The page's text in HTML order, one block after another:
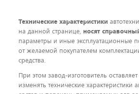
Технические характеристики
на данной странице, носят
параметры и иные эксплуатационные
от желаемой покупателем
средства.
При этом завод-изготовитель
изменять технические характеристики